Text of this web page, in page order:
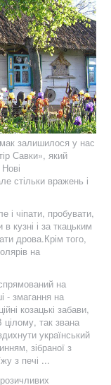
залишилося у нас
Савки», який
стільки вражень і
і чіпати, пробувати,
кузні і за ткацьким
дрова.Крім того,
на
на
- змагання на
козацькі забави,
цілому, так звана
український
зібраної з
з печі ...